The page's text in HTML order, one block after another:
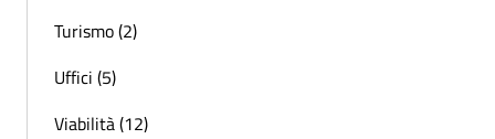
Turismo (2)
Uffici (5)
Viabilità (12)